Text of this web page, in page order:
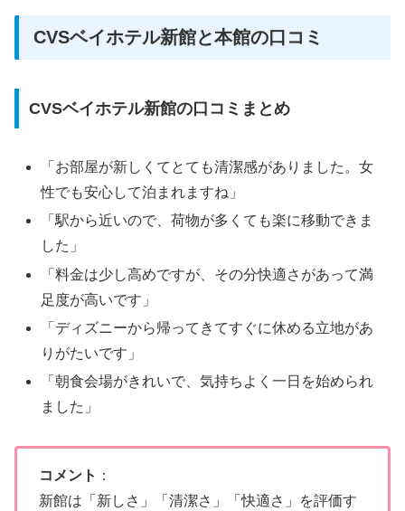
CVSベイホテル新館と本館の口コミ
CVSベイホテル新館の口コミまとめ
「お部屋が新しくてとても清潔感がありました。女
性でも安心して泊まれますね」
「駅から近いので、荷物が多くても楽に移動できま
した」
「料金は少し高めですが、その分快適さがあって満
足度が高いです」
「ディズニーから帰ってきてすぐに休める立地があ
りがたいです」
「朝食会場がきれいで、気持ちよく一日を始められ
ました」
コメント ：
新館は「新しさ」「清潔さ」「快適さ」を評価す